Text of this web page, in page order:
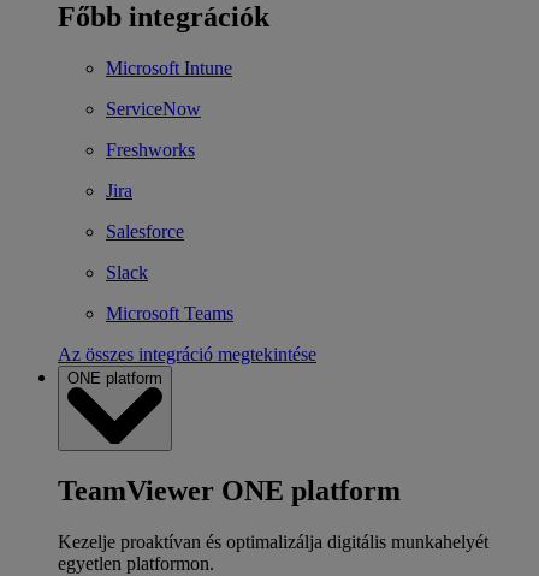
Főbb integrációk
Microsoft Intune
ServiceNow
Freshworks
Jira
Salesforce
Slack
Microsoft Teams
Az összes integráció megtekintése
ONE platform
TeamViewer ONE platform
Kezelje proaktívan és optimalizálja digitális munkahelyét
egyetlen platformon.